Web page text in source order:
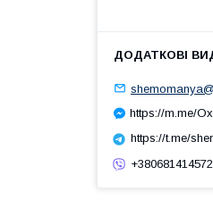
https://m.me/
https://t.me/
+380681414572